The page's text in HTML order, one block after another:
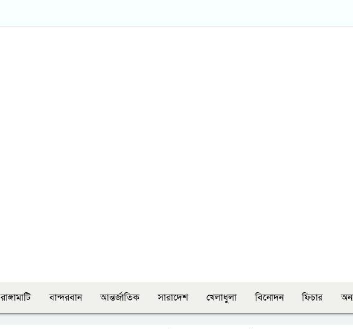
রাঙ্গামাটি বান্দরবান আন্তর্জাতিক সারাদেশ খেলাধুলা বিনোদন ফিচার